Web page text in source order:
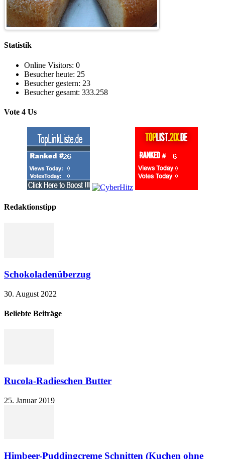
Statistik
Online Visitors: 0
Besucher heute: 25
Besucher gestern: 23
Besucher gesamt: 333.258
Vote 4 Us
Redaktionstipp
Schokoladenüberzug
30. August 2022
Beliebte Beiträge
Rucola-Radieschen Butter
25. Januar 2019
Himbeer-Puddingcreme Schnitten (Kuchen ohne